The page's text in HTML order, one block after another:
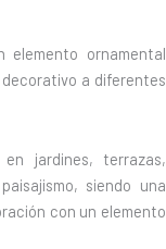
ornamental
a diferentes
jardines, terrazas,
siendo una
con un elemento